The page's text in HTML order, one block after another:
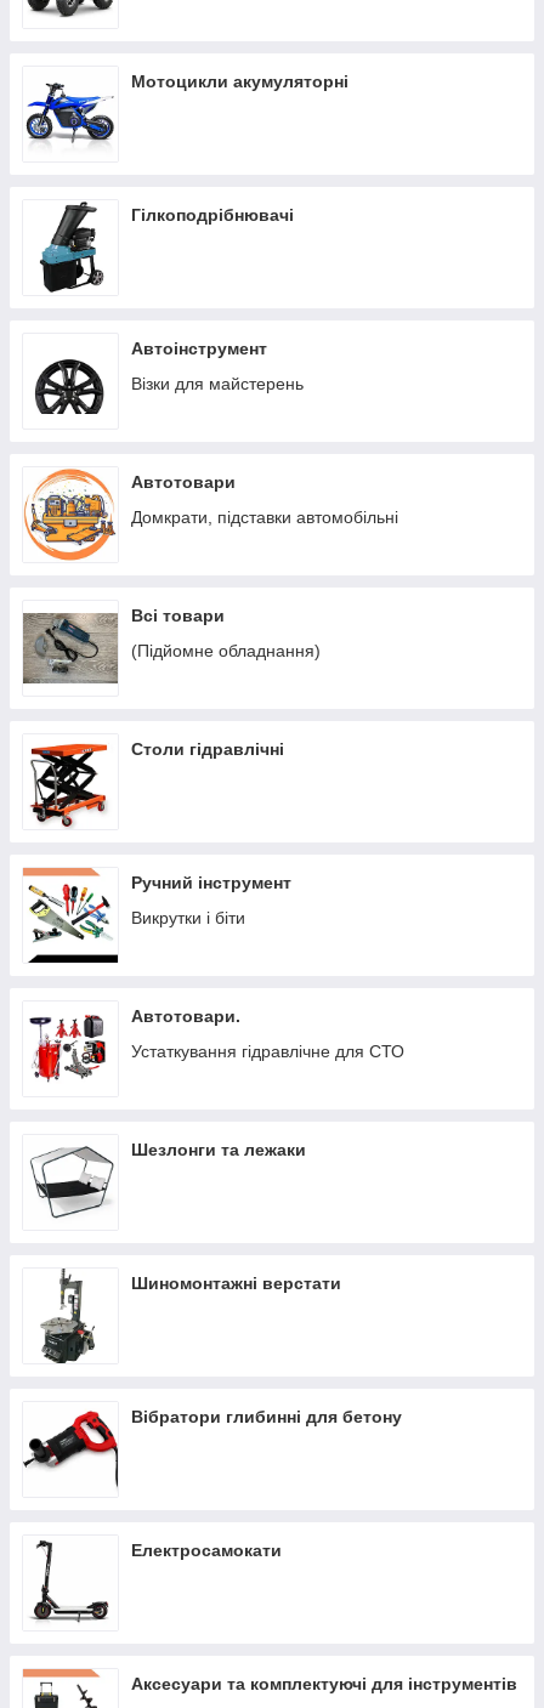
Мотоцикли акумуляторні
Гілкоподрібнювачі
Автоінструмент
Візки для майстерень
Автотовари
Домкрати, підставки автомобільні
Всі товари
(Підйомне обладнання)
Столи гідравлічні
Ручний інструмент
Викрутки і біти
Автотовари.
Устаткування гідравлічне для СТО
Шезлонги та лежаки
Шиномонтажні верстати
Вібратори глибинні для бетону
Електросамокати
Аксесуари та комплектуючі для інструментів